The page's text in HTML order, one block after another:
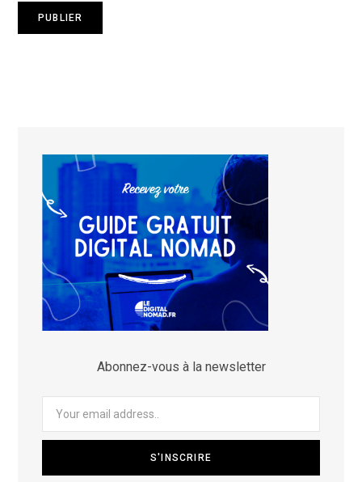
Abonnez-vous à la newsletter